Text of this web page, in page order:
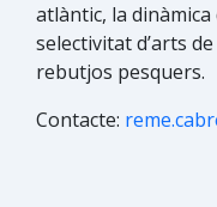
atlàntic, la
selectivitat d’arts
rebutjos pesquers.​
Contacte: